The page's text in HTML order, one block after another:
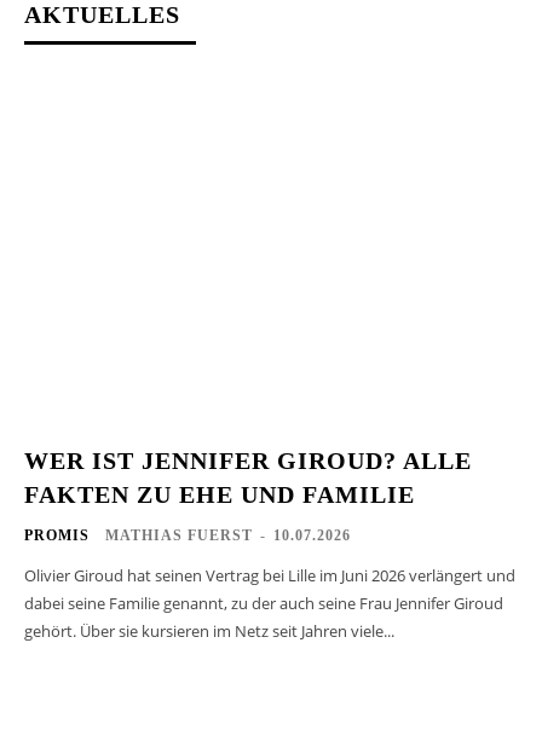
AKTUELLES
WER IST JENNIFER GIROUD? ALLE
FAKTEN ZU EHE UND FAMILIE
PROMIS MATHIAS FUERST - 10.07.2026
Olivier Giroud hat seinen Vertrag bei Lille im Juni 2026 verlängert und
dabei seine Familie genannt, zu der auch seine Frau Jennifer Giroud
gehört. Über sie kursieren im Netz seit Jahren viele...